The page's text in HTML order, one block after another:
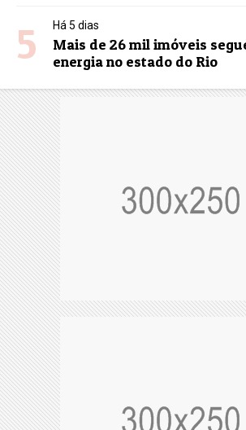
5 Há 5 dias
Mais de 26 mil imóveis
energia no estado do Rio